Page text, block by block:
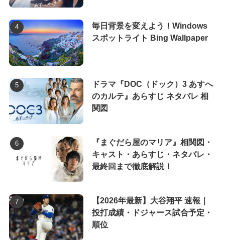
毎日背景を変えよう！Windows
スポットライト Bing Wallpaper
ドラマ『DOC（ドック）3 あすへ
のカルテ』あらすじ ネタバレ 相
関図
『まぐだら屋のマリア』相関図・
キャスト・あらすじ・ネタバレ・
最終回まで徹底解説！
【2026年最新】大谷翔平 速報｜
投打成績・ドジャース試合予定・
順位